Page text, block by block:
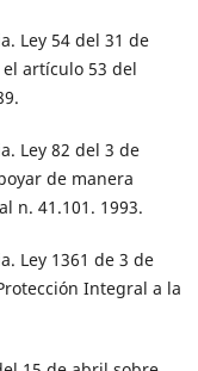
Ley 54 del 31 de
artículo 53 del
Ley 82 del 3 de
de manera
n. 41.101. 1993.
Ley 1361 de 3 de
Integral a la